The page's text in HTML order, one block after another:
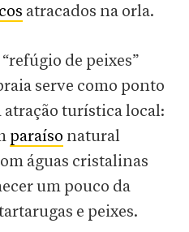
atracados na orla.
de peixes”
serve como ponto
turística local:
paraíso natural
águas cristalinas
um pouco da
e peixes.